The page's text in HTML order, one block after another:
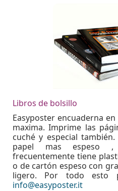
Libros de bolsillo
Easyposter encuaderna
maxima. Imprime las
cuché y especial
papel mas espeso ,
frecuentemente tiene
o de cartón espeso con
ligero. Por todo esto
info@easyposter.it